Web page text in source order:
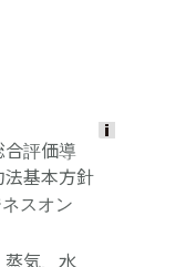
評価導
基本方針
スオン
蒸気、水